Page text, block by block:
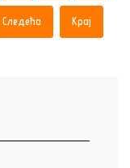
Следећа Крај